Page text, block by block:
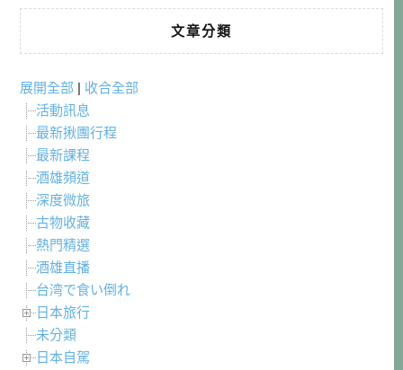
文章分類
展開全部 | 收合全部
活動訊息
最新揪團行程
最新課程
酒雄頻道
深度微旅
古物收藏
熱門精選
酒雄直播
台湾で食い倒れ
日本旅行
未分類
日本自駕